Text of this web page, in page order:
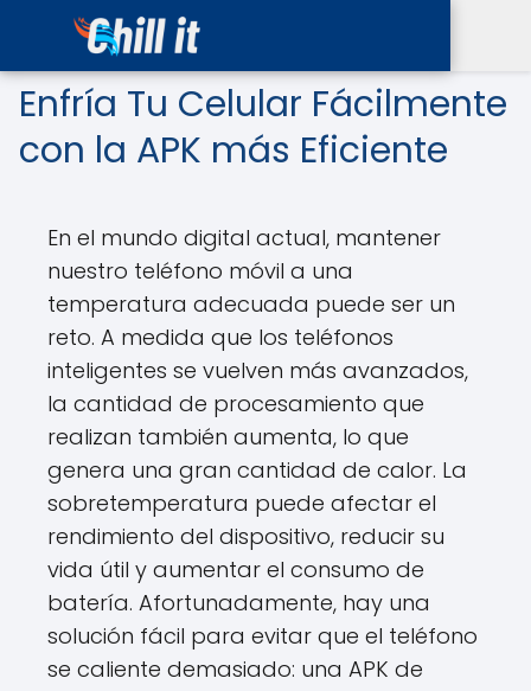
Enfría Tu Celular Fácilmente
con la APK más Eficiente
En el mundo digital actual, mantener
nuestro teléfono móvil a una
temperatura adecuada puede ser un
reto. A medida que los teléfonos
inteligentes se vuelven más avanzados,
la cantidad de procesamiento que
realizan también aumenta, lo que
genera una gran cantidad de calor. La
sobretemperatura puede afectar el
rendimiento del dispositivo, reducir su
vida útil y aumentar el consumo de
batería. Afortunadamente, hay una
solución fácil para evitar que el teléfono
se caliente demasiado: una APK de